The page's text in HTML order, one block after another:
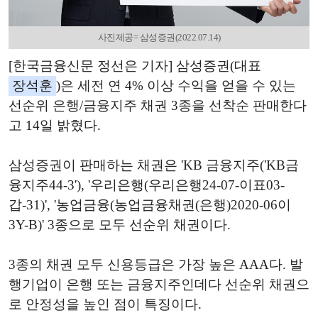
사진제공= 삼성증권(2022.07.14)
[한국금융신문 정선은 기자] 삼성증권(대표
장석훈 )은 세전 연 4% 이상 수익을 얻을 수 있는
선순위 은행/금융지주 채권 3종을 선착순 판매한다
고 14일 밝혔다.
삼성증권이 판매하는 채권은 'KB 금융지주('KB금
융지주44-3'), '우리은행(우리은행24-07-이표03-
갑-31)', '농업금융(농업금융채권(은행)2020-06이
3Y-B)' 3종으로 모두 선순위 채권이다.
3종의 채권 모두 신용등급은 가장 높은 AAA다. 발
행기업이 은행 또는 금융지주인데다 선순위 채권으
로 안정성을 높인 점이 특징이다.